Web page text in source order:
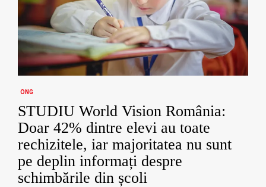
ONG
STUDIU World Vision România:
Doar 42% dintre elevi au toate
rechizitele, iar majoritatea nu sunt
pe deplin informați despre
schimbările din școli